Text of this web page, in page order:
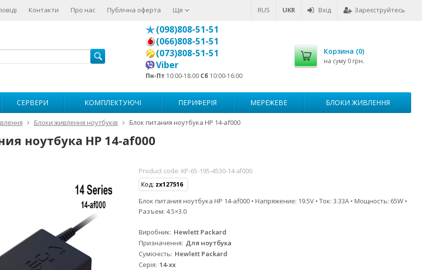
RUS UKR Вхід Зареєструйтесь
Контакти Про нас Публічна оферта Ще
(098)808-51-51
(066)808-51-51
(073)808-51-51
Viber
Пн-Пт 10:00-18:00 Сб 10:00-16:00
Корзина (0)
на суму 0 грн.
СЕРВЕРИ КОМПЛЕКТУЮЧІ ПЕРИФЕРІЯ МЕРЕЖЕВЕ БЛОКИ ЖИВЛЕННЯ
Блоки живлення ноутбуків Блок питания ноутбука HP 14-af000
ноутбука HP 14-af000
Product code: KP-65-195-4530-14-af000
Код: zx127516
Блок питания ноутбука HP 14-af000 • Напряжение: 19.5V • Ток: 3.33A • Мощность: 65W •
Разъем: 4.5×3.0
Виробник Hewlett Packard
Призначення Для ноутбука
Сумісність Hewlett Packard
Серія 14-xx